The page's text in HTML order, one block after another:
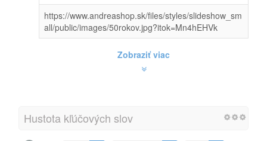
https://www.andreashop.sk/files/styles/slideshow_sm
all/public/images/50rokov.jpg?itok=Mn4hEHVk
Zobraziť viac
Hustota kľúčových slov